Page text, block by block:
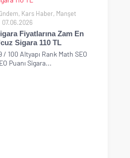
, Kars Haber, Manşet
07.06.2026
Fiyatlarına Zam En
Sigara 110 TL
/ 100 Altyapı Rank Math SEO
Puanı Sigara...